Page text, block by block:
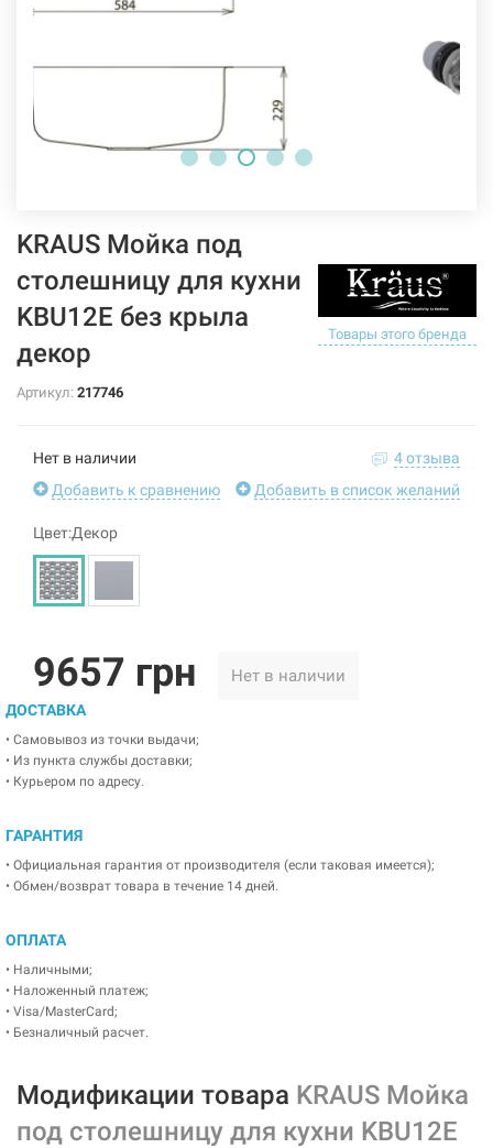
KRAUS Мойка под
столешницу для кухни
KBU12E без крыла
декор
Товары этого бренда
Артикул: 217746
Нет в наличии
4 отзыва
Добавить к сравнению
Добавить в список желаний
Цвет:Декор
9657 грн Нет в наличии
ДОСТАВКА
• Самовывоз из точки выдачи;
• Из пункта службы доставки;
• Курьером по адресу.
ГАРАНТИЯ
• Официальная гарантия от производителя (если таковая имеется);
• Обмен/возврат товара в течение 14 дней.
ОПЛАТА
• Наличными;
• Наложенный платеж;
• Visa/MasterCard;
• Безналичный расчет.
Модификации товара KRAUS Мойка
под столешницу для кухни KBU12E